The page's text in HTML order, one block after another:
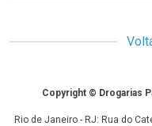
CopyrightCopyright © Drogarias
Rio de Janeiro - RJ: Rua do